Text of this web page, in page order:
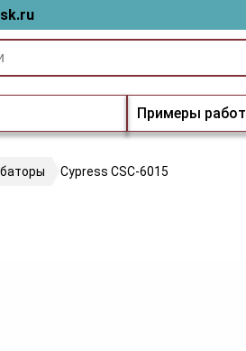
Примеры работ
Cypress CSC-6015